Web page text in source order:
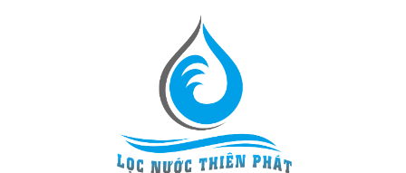
LẮP ĐẶT HỆ THỐNG LỌC NƯỚC GIA ĐÌNH GIÁ RẺ